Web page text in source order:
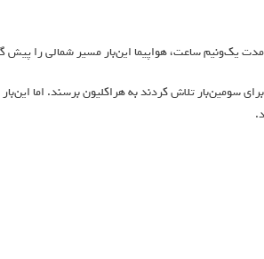
یک‌ونیم ساعت، هواپیما این‌بار مسیر شمالی را
سومین‌بار تلاش کردند به هراکلیون برسند. اما